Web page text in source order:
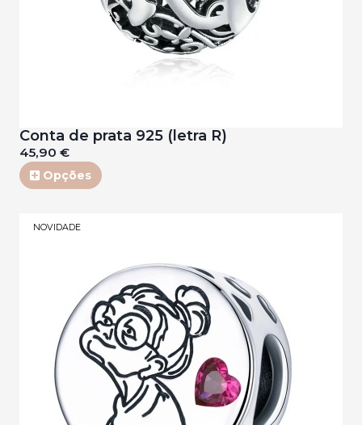
Conta de prata 925 (letra R)
45,90 €
Opções
NOVIDADE